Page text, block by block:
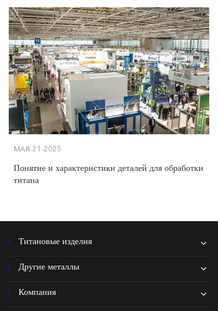
MAR-21-2025
Понятие и характеристики деталей для обработки
титана
Титановые изделия
Другие металлы
Компания